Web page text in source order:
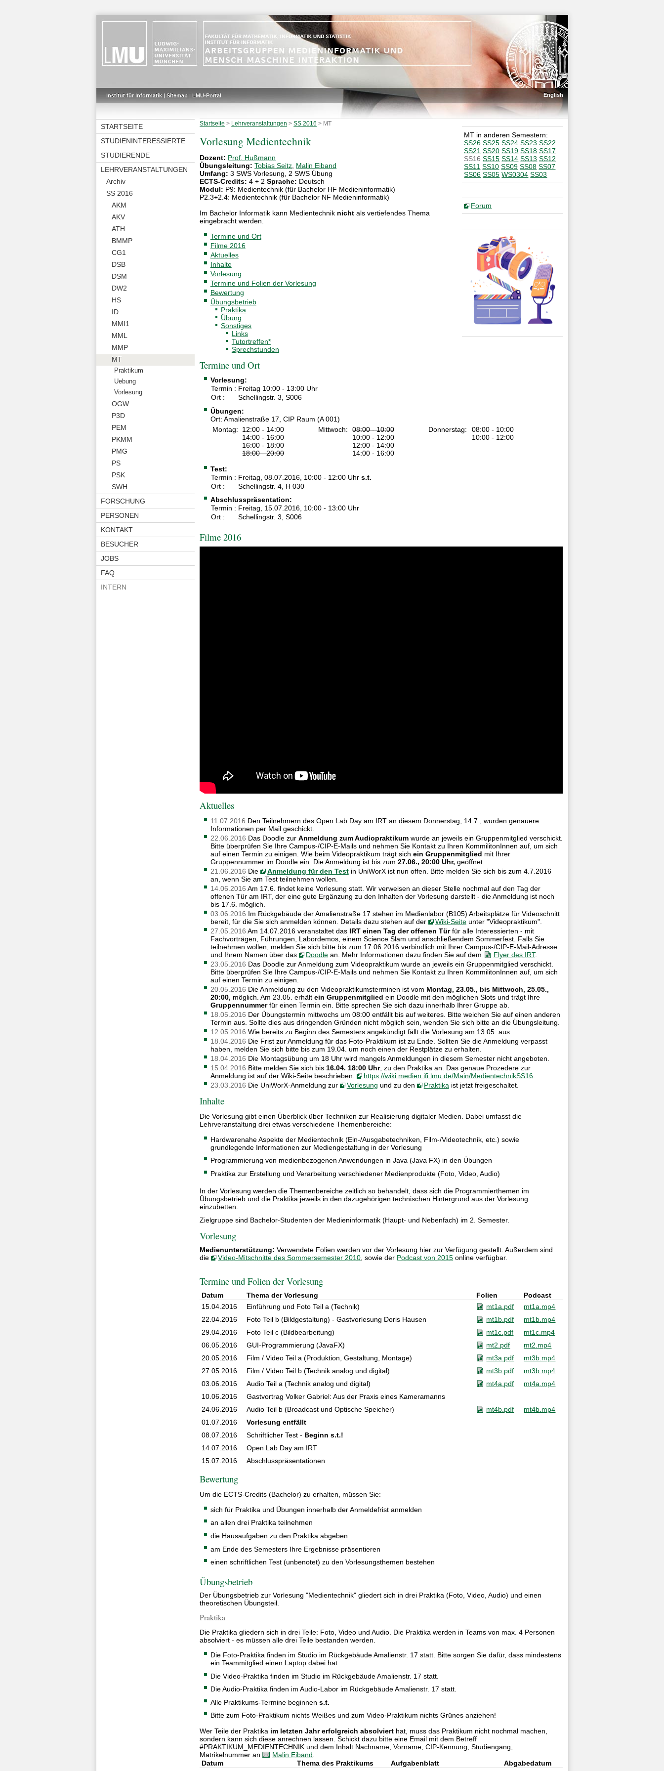
Institut für Informatik| Sitemap| LMU-Portal English
STARTSEITE
STUDIENINTERESSIERTE
STUDIERENDE
LEHRVERANSTALTUNGEN
Archiv
SS 2016
AKM
AKV
ATH
BMMP
CG1
DSB
DSM
DW2
HS
ID
MMI1
MML
MMP
MT
Praktikum
Uebung
Vorlesung
OGW
P3D
PEM
PKMM
PMG
PS
PSK
SWH
FORSCHUNG
PERSONEN
KONTAKT
BESUCHER
JOBS
FAQ
INTERN
MT in anderen Semestern:
SS26 SS25 SS24 SS23 SS22
SS21 SS20 SS19 SS18 SS17
SS16 SS15 SS14 SS13 SS12
SS11 SS10 SS09 SS08 SS07
SS06 SS05 WS0304 SS03
Startseite > Lehrveranstaltungen >SS 2016 > MT
Vorlesung Medientechnik
Forum
Dozent: Prof. Hußmann
Übungsleitung: Tobias Seitz, Malin Eiband
Umfang: 3 SWS Vorlesung, 2 SWS Übung
ECTS-Credits: 4 + 2Sprache: Deutsch
Modul: P9: Medientechnik (für Bachelor HF Medieninformatik)
P2.3+2.4: Medientechnik (für Bachelor NF Medieninformatik)
Im Bachelor Informatik kann Medientechnik nicht als vertiefendes Thema
eingebracht werden.
Termine und Ort
Filme 2016
Aktuelles
Inhalte
Vorlesung
Termine und Folien der Vorlesung
Bewertung
Übungsbetrieb
Praktika
Übung
Sonstiges
Links
Tutortreffen*
Sprechstunden
Termine und Ort
Vorlesung:
Termin : Freitag 10:00 - 13:00 Uhr
Ort :
Schellingstr. 3, S006
Übungen:
Ort: Amalienstraße 17, CIP Raum (A 001)
Montag:
12:00 - 14:00
14:00 - 16:00
16:00 - 18:00
18:00 - 20:00
Mittwoch:
08:00 - 10:00
10:00 - 12:00
12:00 - 14:00
14:00 - 16:00
Donnerstag:
08:00 - 10:00
10:00 - 12:00
Test:
Termin : Freitag, 08.07.2016, 10:00 - 12:00 Uhr s.t.
Ort :
Schellingstr. 4, H 030
Abschlusspräsentation:
Termin : Freitag, 15.07.2016, 10:00 - 13:00 Uhr
Ort :
Schellingstr. 3, S006
Filme 2016
Aktuelles
11.07.2016 Den Teilnehmern des Open Lab Day am IRT an diesem Donnerstag, 14.7., wurden genauere
Informationen per Mail geschickt.
22.06.2016 Das Doodle zur Anmeldung zum Audiopraktikumwurde an jeweils ein Gruppenmitglied verschickt.
Bitte überprüfen Sie Ihre Campus-/CIP-E-Mails und nehmen Sie Kontakt zu Ihren KommilitonInnen auf, um sich
auf einen Termin zu einigen. Wie beim Videopraktikum trägt sich ein Gruppenmitglied mit Ihrer
Gruppennummer im Doodle ein. Die Anmeldung ist bis zum 27.06., 20:00 Uhr, geöffnet.
21.06.2016 Die Anmeldung für den Testin UniWorX ist nun offen. Bitte melden Sie sich bis zum 4.7.2016
an, wenn Sie am Test teilnehmen wollen.
14.06.2016 Am 17.6. findet keine Vorlesung statt. Wir verweisen an dieser Stelle nochmal auf den Tag der
offenen Tür am IRT, der eine gute Ergänzung zu den Inhalten der Vorlesung darstellt - die Anmeldung ist noch
bis 17.6. möglich.
03.06.2016 Im Rückgebäude der Amalienstraße 17 stehen im Medienlabor (B105) Arbeitsplätze für Videoschnitt
bereit, für die Sie sich anmelden können. Details dazu stehen auf der
Wiki-Seiteunter "Videopraktikum".
27.05.2016 Am 14.07.2016 veranstaltet das IRT einen Tag der offenen Türfür alle Interessierten - mit
Fachvorträgen, Führungen, Labordemos, einem Science Slam und anschließendem Sommerfest. Falls Sie
teilnehmen wollen, melden Sie sich bitte bis zum 17.06.2016 verbindlich mit Ihrer Campus-/CIP-E-Mail-Adresse
und Ihrem Namen über das
Doodlean. Mehr Informationen dazu finden Sie auf dem Flyer des IRT.
23.05.2016 Das Doodle zur Anmeldung zum Videopraktikum wurde an jeweils ein Gruppenmitglied verschickt.
Bitte überprüfen Sie Ihre Campus-/CIP-E-Mails und nehmen Sie Kontakt zu Ihren KommilitonInnen auf, um sich
auf einen Termin zu einigen.
20.05.2016 Die Anmeldung zu den Videopraktikumsterminen ist vom Montag, 23.05., bis Mittwoch, 25.05.,
20:00, möglich. Am 23.05. erhält ein Gruppenmitglied ein Doodle mit den möglichen Slots und trägt Ihre
Gruppennummerfür einen Termin ein. Bitte sprechen Sie sich dazu innerhalb Ihrer Gruppe ab.
18.05.2016 Der Übungstermin mittwochs um 08:00 entfällt bis auf weiteres. Bitte weichen Sie auf einen anderen
Termin aus. Sollte dies aus dringenden Gründen nicht möglich sein, wenden Sie sich bitte an die Übungsleitung.
12.05.2016 Wie bereits zu Beginn des Semesters angekündigt fällt die Vorlesung am 13.05. aus.
18.04.2016 Die Frist zur Anmeldung für das Foto-Praktikum ist zu Ende. Sollten Sie die Anmeldung verpasst
haben, melden Sie sich bitte bis zum 19.04. um noch einen der Restplätze zu erhalten.
18.04.2016 Die Montagsübung um 18 Uhr wird mangels Anmeldungen in diesem Semester nicht angeboten.
15.04.2016 Bitte melden Sie sich bis 16.04. 18:00 Uhr, zu den Praktika an. Das genaue Prozedere zur
Anmeldung ist auf der Wiki-Seite beschrieben:
https://wiki.medien.ifi.lmu.de/Main/MedientechnikSS16.
23.03.2016 Die UniWorX-Anmeldung zur Vorlesung und zu den Praktika ist jetzt freigeschaltet.
Inhalte
Die Vorlesung gibt einen Überblick über Techniken zur Realisierung digitaler Medien. Dabei umfasst die
Lehrveranstaltung drei etwas verschiedene Themenbereiche:
Hardwarenahe Aspekte der Medientechnik (Ein-/Ausgabetechniken, Film-/Videotechnik, etc.) sowie
grundlegende Informationen zur Mediengestaltung in der Vorlesung
Programmierung von medienbezogenen Anwendungen in Java (Java FX) in den Übungen
Praktika zur Erstellung und Verarbeitung verschiedener Medienprodukte (Foto, Video, Audio)
In der Vorlesung werden die Themenbereiche zeitlich so behandelt, dass sich die Programmierthemen im
Übungsbetrieb und die Praktika jeweils in den dazugehörigen technischen Hintergrund aus der Vorlesung
einzubetten.
Zielgruppe sind Bachelor-Studenten der Medieninformatik (Haupt- und Nebenfach) im 2. Semester.
Vorlesung
Medienunterstützung: Verwendete Folien werden vor der Vorlesung hier zur Verfügung gestellt. Außerdem sind
die
Video-Mitschnitte des Sommersemester 2010 , sowie der Podcast von 2015 online verfügbar.
Termine und Folien der Vorlesung
Datum Thema der Vorlesung Folien
Podcast
15.04.2016
Einführung und Foto Teil a (Technik) mt1a.pdf
mt1a.mp4
22.04.2016
Foto Teil b (Bildgestaltung) - Gastvorlesung Doris Hausen mt1b.pdf
mt1b.mp4
29.04.2016
Foto Teil c (Bildbearbeitung) mt1c.pdf
mt1c.mp4
06.05.2016
GUI-Programmierung (JavaFX) mt2.pdf
mt2.mp4
20.05.2016
Film / Video Teil a (Produktion, Gestaltung, Montage) mt3a.pdf
mt3b.mp4
27.05.2016
Film / Video Teil b (Technik analog und digital) mt3b.pdf
mt3b.mp4
03.06.2016
Audio Teil a (Technik analog und digital) mt4a.pdf
mt4a.mp4
10.06.2016
Gastvortrag Volker Gabriel: Aus der Praxis eines Kameramanns
24.06.2016
Audio Teil b (Broadcast und Optische Speicher) mt4b.pdf
mt4b.mp4
01.07.2016
Vorlesung entfällt
08.07.2016
Schriftlicher Test - Beginn s.t.!
14.07.2016
Open Lab Day am IRT
15.07.2016
Abschlusspräsentationen
Bewertung
Um die ECTS-Credits (Bachelor) zu erhalten, müssen Sie:
sich für Praktika und Übungen innerhalb der Anmeldefrist anmelden
an allen drei Praktika teilnehmen
die Hausaufgaben zu den Praktika abgeben
am Ende des Semesters Ihre Ergebnisse präsentieren
einen schriftlichen Test (unbenotet) zu den Vorlesungsthemen bestehen
Übungsbetrieb
Der Übungsbetrieb zur Vorlesung "Medientechnik" gliedert sich in drei Praktika (Foto, Video, Audio) und einen
theoretischen Übungsteil.
Praktika
Die Praktika gliedern sich in drei Teile: Foto, Video und Audio. Die Praktika werden in Teams von max. 4 Personen
absolviert - es müssen alle drei Teile bestanden werden.
Die Foto-Praktika finden im Studio im Rückgebäude Amalienstr. 17 statt. Bitte sorgen Sie dafür, dass mindestens
ein Teammitglied einen Laptop dabei hat.
Die Video-Praktika finden im Studio im Rückgebäude Amalienstr. 17 statt.
Die Audio-Praktika finden im Audio-Labor im Rückgebäude Amalienstr. 17 statt.
Alle Praktikums-Termine beginnen s.t.
Bitte zum Foto-Praktikum nichts Weißes und zum Video-Praktikum nichts Grünes anziehen!
Wer Teile der Praktika im letzten Jahr erfolgreich absolviert hat, muss das Praktikum nicht nochmal machen,
sondern kann sich diese anrechnen lassen. Schickt dazu bitte eine Email mit dem Betreff
#PRAKTIKUM_MEDIENTECHNIK und dem Inhalt Nachname, Vorname, CIP-Kennung, Studiengang,
Matrikelnummer an
Malin Eiband
Datum
Thema des Praktikums Aufgabenblatt
Abgabedatum